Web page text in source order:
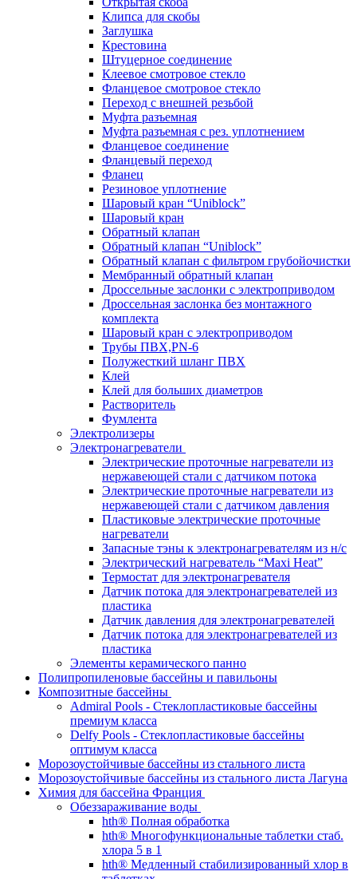
Клипса для скобы
Заглушка
Крестовина
Штуцерное соединение
Клеевое смотровое стекло
Фланцевое смотровое стекло
Переход с внешней резьбой
Муфта разъемная
Муфта разъемная с рез. уплотнением
Фланцевое соединение
Фланцевый переход
Фланец
Резиновое уплотнение
Шаровый кран “Uniblock”
Шаровый кран
Обратный клапан
Обратный клапан “Uniblock”
Обратный клапан с фильтром грубойочистки
Мембранный обратный клапан
Дроссельные заслонки с электроприводом
Дроссельная заслонка без монтажного
комплекта
Шаровый кран с электроприводом
Трубы ПВХ,PN-6
Полужесткий шланг ПВХ
Клей
Клей для больших диаметров
Растворитель
Фумлента
Электролизеры
Электронагреватели
Электрические проточные нагреватели из
нержавеющей стали с датчиком потока
Электрические проточные нагреватели из
нержавеющей стали с датчиком давления
Пластиковые электрические проточные
нагреватели
Запасные тэны к электронагревателям из н/с
Электрический нагреватель “Maxi Heat”
Термостат для электронагревателя
Датчик потока для электронагревателей из
пластика
Датчик давления для электронагревателей
Датчик потока для электронагревателей из
пластика
Элементы керамического панно
Полипропиленовые бассейны и павильоны
Композитные бассейны
Admiral Pools - Стеклопластиковые бассейны
премиум класса
Delfy Pools - Стеклопластиковые бассейны
оптимум класса
Морозоустойчивые бассейны из стального листа
Морозоустойчивые бассейны из стального листа Лагуна
Химия для бассейна Франция
Обеззараживание воды
hth® Полная обработка
hth® Многофункциональные таблетки стаб.
хлора 5 в 1
hth® Медленный стабилизированный хлор в